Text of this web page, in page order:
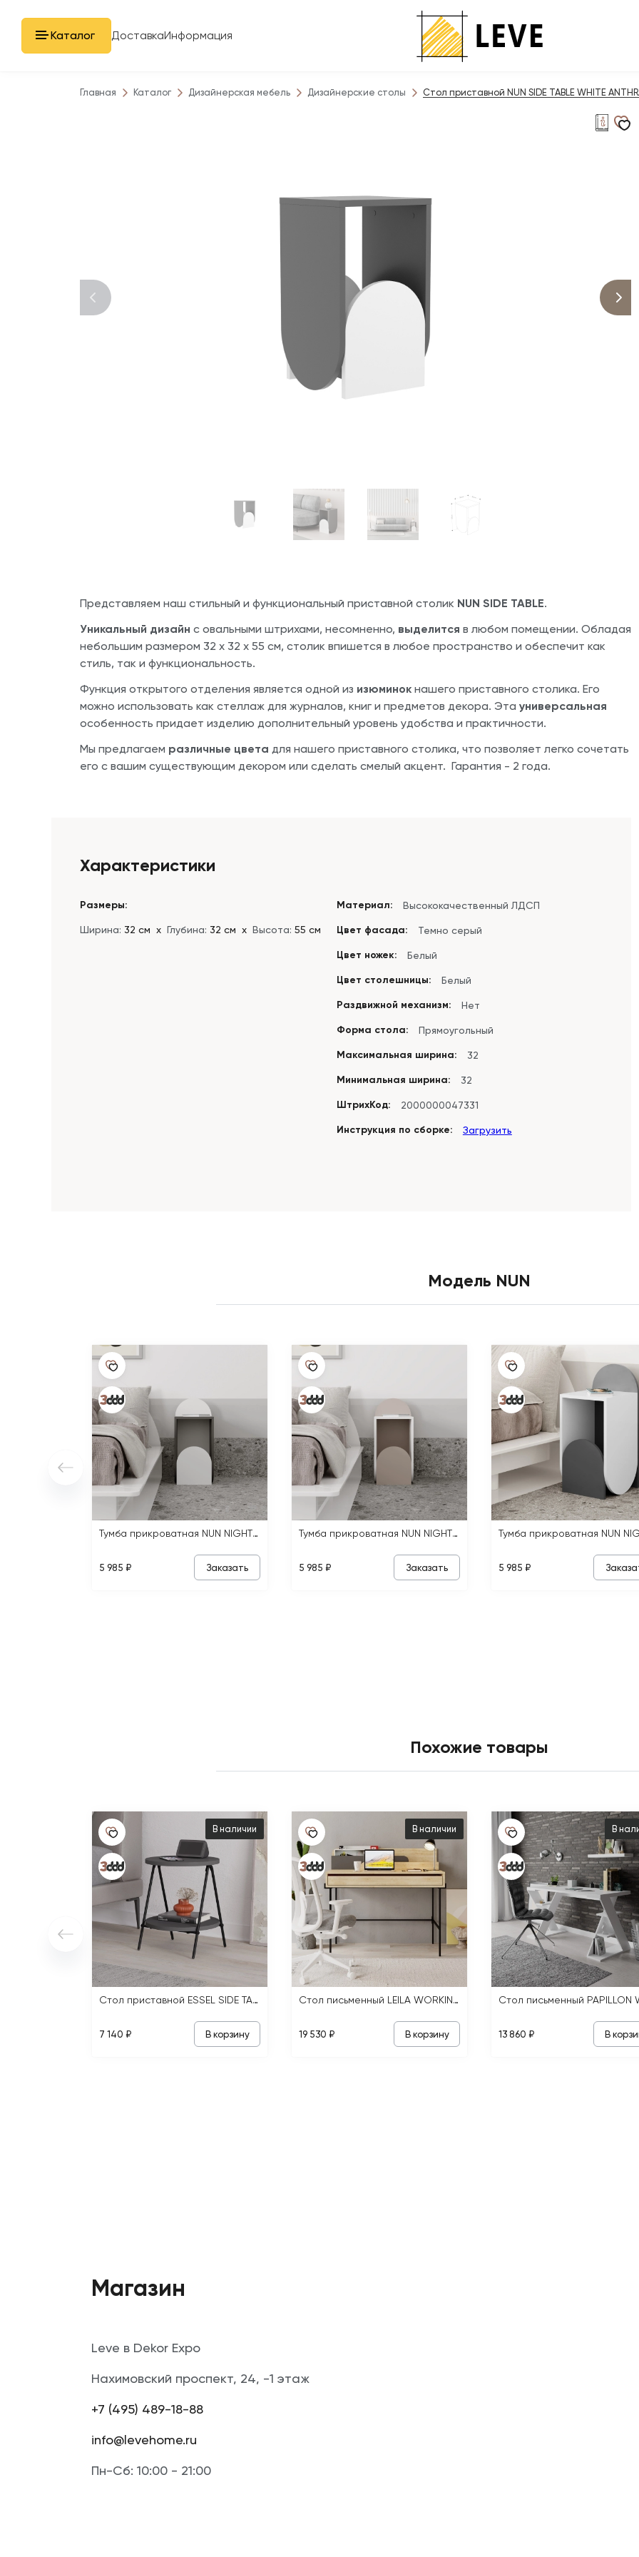
Каталог ДоставкаИнформация
Главная Каталог Дизайнерская мебель Дизайнерские столы Стол приставной NUN SIDE TABLE WHITE
Представляем наш стильный и функциональный приставной столик NUN SIDE TABLE.
Уникальный дизайн с овальными штрихами, несомненно, выделится в любом помещении. Обладая
небольшим размером 32 х 32 х 55 см, столик впишется в любое пространство и обеспечит как
стиль, так и функциональность.
Функция открытого отделения является одной из изюминок нашего приставного столика. Его
можно использовать как стеллаж для журналов, книг и предметов декора. Эта универсальная
особенность придает изделию дополнительный уровень удобства и практичности.
Мы предлагаем различные цвета для нашего приставного столика, что позволяет легко сочетать
его с вашим существующим декором или сделать смелый акцент. Гарантия - 2 года.
Характеристики
Размеры:
Ширина: 32 см х Глубина: 32 см х Высота: 55 см
Материал: Высококачественный ЛДСП
Цвет фасада: Темно серый
Цвет ножек: Белый
Цвет столешницы: Белый
Раздвижной механизм: Нет
Форма стола: Прямоугольный
Максимальная ширина: 32
Минимальная ширина: 32
ШтрихКод: 2000000047331
Инструкция по сборке: Загрузить
Модель NUN
Тумба прикроватная NUN NIGHTSTAND
5 985 ₽ Заказать
Тумба прикроватная NUN NIGHTSTAND
5 985 ₽ Заказать 5 985 ₽
Похожие товары
В наличии
Стол приставной ESSEL SIDE TABLE
7 140 ₽ В корзину
В наличии
Стол письменный LEILA WORKING TABLE
19 530 ₽ В корзину
В
13 860 ₽ В
Магазин
Leve в Dekor Expo
Нахимовский проспект, 24, -1 этаж
+7 (495) 489-18-88
info@levehome.ru
Пн-Сб: 10:00 - 21:00